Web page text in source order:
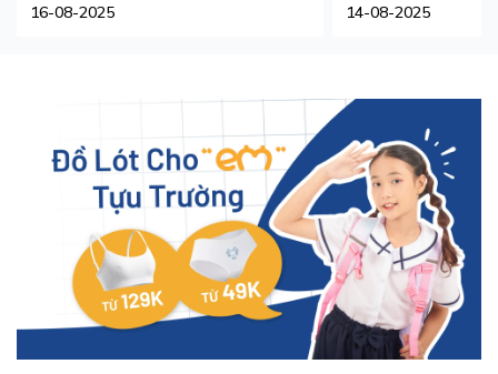
16-08-2025
14-08-2025